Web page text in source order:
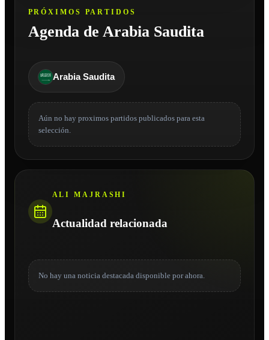
PRÓXIMOS PARTIDOS
Agenda de Arabia Saudita
Arabia Saudita
Aún no hay proximos partidos publicados para esta
selección.
ALI MAJRASHI
Actualidad relacionada
No hay una noticia destacada disponible por ahora.